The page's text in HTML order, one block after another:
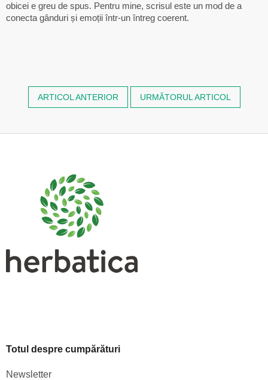
obicei e greu de spus. Pentru mine, scrisul este un mod de a
conecta gânduri și emoții într-un întreg coerent.
ARTICOL ANTERIOR URMĂTORUL ARTICOL
Totul despre cumpărături
Newsletter